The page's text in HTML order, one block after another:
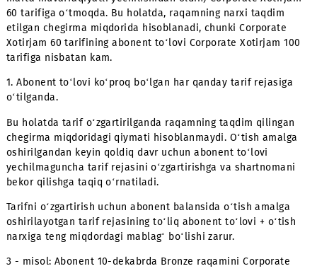
Ushbu vaziyatda, tarif rejasi o‘zgartirilganda
abonent raqamning taqdim qilingan chegirma
qiymatini to‘lashi zarur.
Tarifni o‘zgartirish uchun abonent balansida raqamning
taqdim qilingan chegirma miqdoridagi qiymati + o‘tish
oshirilayotgan tarif rejasining to‘liq abonent to‘lovi +
narxiga teng miqdordagi mablag‘ bo‘lishi zarur.
1 - misol: Abonent 10-dekabrda Bronze raqamini
Xotirjam 60 tarifiga uladi. 5-fevralda (abonent
80 tarifiga o‘tmoqda. Bu holatda, raqamning narxi taqdim
etilgan chegirma miqdorida hisoblanadi, chunki
Xotirjam 60 tarifining abonent to‘lovi Corporate Xotirjam
tarifiga nisbatan kam.